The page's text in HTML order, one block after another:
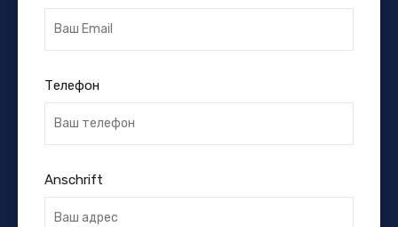
Телефон
Anschrift